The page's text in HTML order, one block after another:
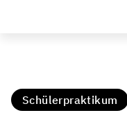
Schülerpraktikum